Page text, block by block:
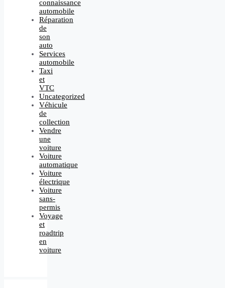
connaissance
automobile
Réparation
de
son
auto
Services
automobile
Taxi
et
VTC
Uncategorized
Véhicule
de
collection
Vendre
une
voiture
Voiture
automatique
Voiture
électrique
Voiture
sans-
permis
Voyage
et
roadtrip
en
voiture